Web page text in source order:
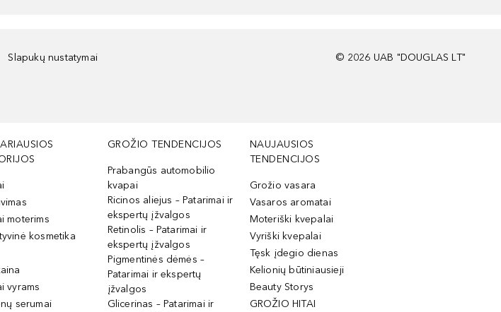
Slapukų nustatymai © 2026 UAB "DOUGLAS LT"
moterims
kosmetika
vyrams
serumai
GROŽIO TENDENCIJOS
Prabangūs automobilio
kvapai
Ricinos aliejus – Patarimai ir
ekspertų įžvalgos
Retinolis – Patarimai ir
ekspertų įžvalgos
Pigmentinės dėmės –
Patarimai ir ekspertų
įžvalgos
Glicerinas – Patarimai ir
NAUJAUSIOS
TENDENCIJOS
Grožio vasara
Vasaros aromatai
Moteriški kvepalai
Vyriški kvepalai
Tęsk įdegio dienas
Kelionių būtiniausieji
Beauty Storys
GROŽIO HITAI